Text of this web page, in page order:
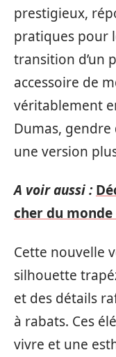
prestigieux,
pratiques pour
transition d’un
accessoire de
véritablement
Dumas, gendre
une version
A voir aussi :
cher du
Cette nouvelle
silhouette
et des détails
à rabats. Ces
vivre et une